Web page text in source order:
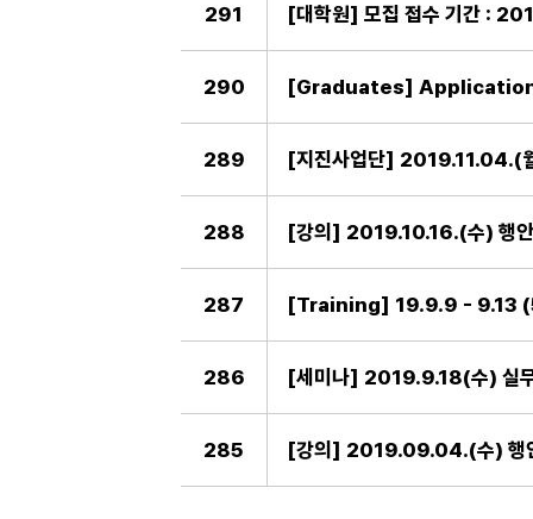
291 [대학원] 모집 접수 기간 :
290 [Graduates] Application
289
288 [강의] 2019.10.16.(수) 행안
287
286 [세미나] 2019.9.18(수) 실무
285 [강의] 2019.09.04.(수) 행